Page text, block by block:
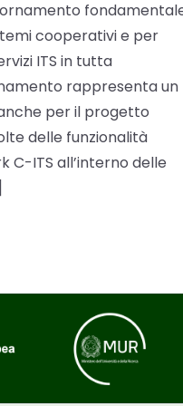
cooperativi e per
ITS in tutta
rappresenta un
per il progetto
delle funzionalità
C-ITS all’interno delle